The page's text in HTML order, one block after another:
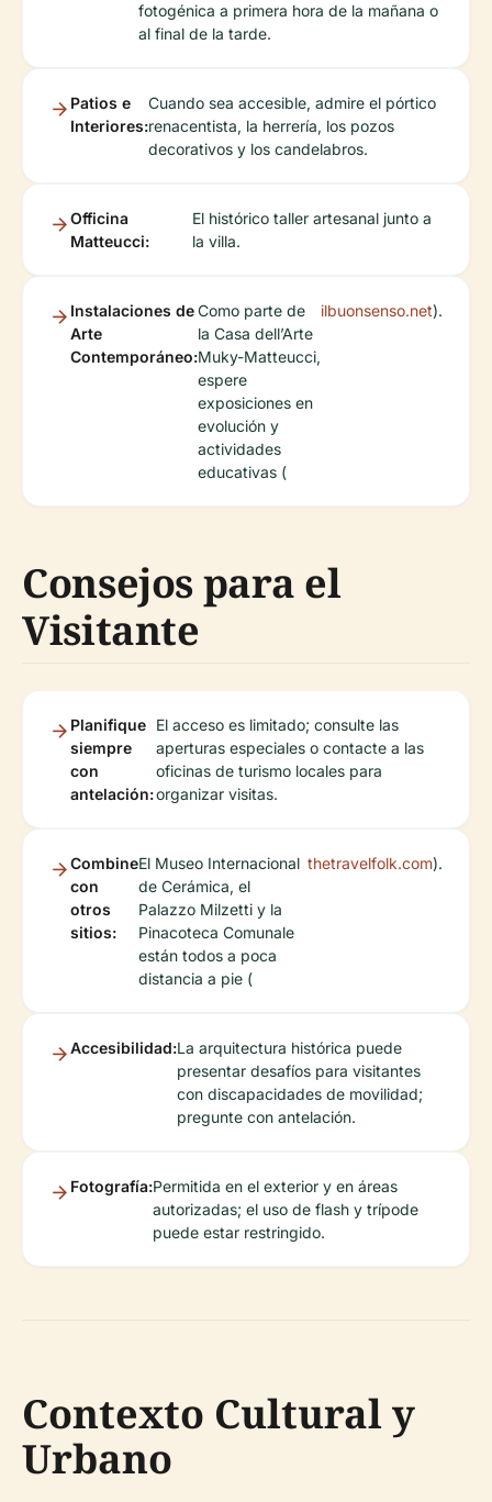
fotogénica a primera hora de la mañana o
al final de la tarde.
Patios e
Interiores:
Cuando sea accesible, admire el pórtico
renacentista, la herrería, los pozos
decorativos y los candelabros.
Officina
Matteucci:
El histórico taller artesanal junto a
la villa.
Instalaciones de
Arte
Contemporáneo:
Como parte de
la Casa dell’Arte
Muky-Matteucci,
espere
exposiciones en
evolución y
actividades
educativas (
ilbuonsenso.net).
Consejos para el
Visitante
Planifique
siempre
con
antelación:
El acceso es limitado; consulte las
aperturas especiales o contacte a las
oficinas de turismo locales para
organizar visitas.
Combine
con
otros
sitios:
El Museo Internacional
de Cerámica, el
Palazzo Milzetti y la
Pinacoteca Comunale
están todos a poca
distancia a pie (
thetravelfolk.com).
Accesibilidad:La arquitectura histórica puede
presentar desafíos para visitantes
con discapacidades de movilidad;
pregunte con antelación.
Fotografía:Permitida en el exterior y en áreas
autorizadas; el uso de flash y trípode
puede estar restringido.
Contexto Cultural y
Urbano